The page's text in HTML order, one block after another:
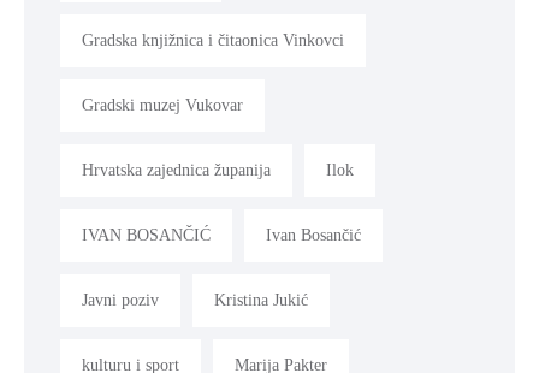
Gradska knjižnica i čitaonica Vinkovci
Gradski muzej Vukovar
Hrvatska zajednica županija Ilok
IVAN BOSANČIĆ Ivan Bosančić
Javni poziv Kristina Jukić
kulturu i sport Marija Pakter